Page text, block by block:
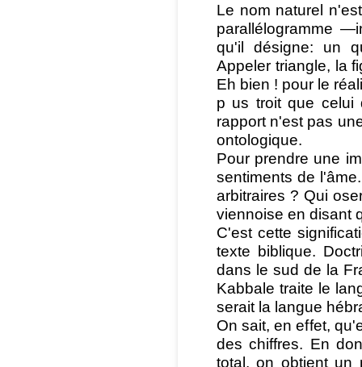
Le nom naturel
parallélogramme
qu'il désigne: un
Appeler triangle, la
Eh bien ! pour le
p us troit que celui
rapport n'est pas
ontologique.
Pour prendre une
sentiments de
arbitraires ? Qui
viennoise en disant
C'est cette
texte biblique.
dans le sud de la
Kabbale traite le
serait la langue
On sait, en effet,
des chiffres. En
total, on obtient un